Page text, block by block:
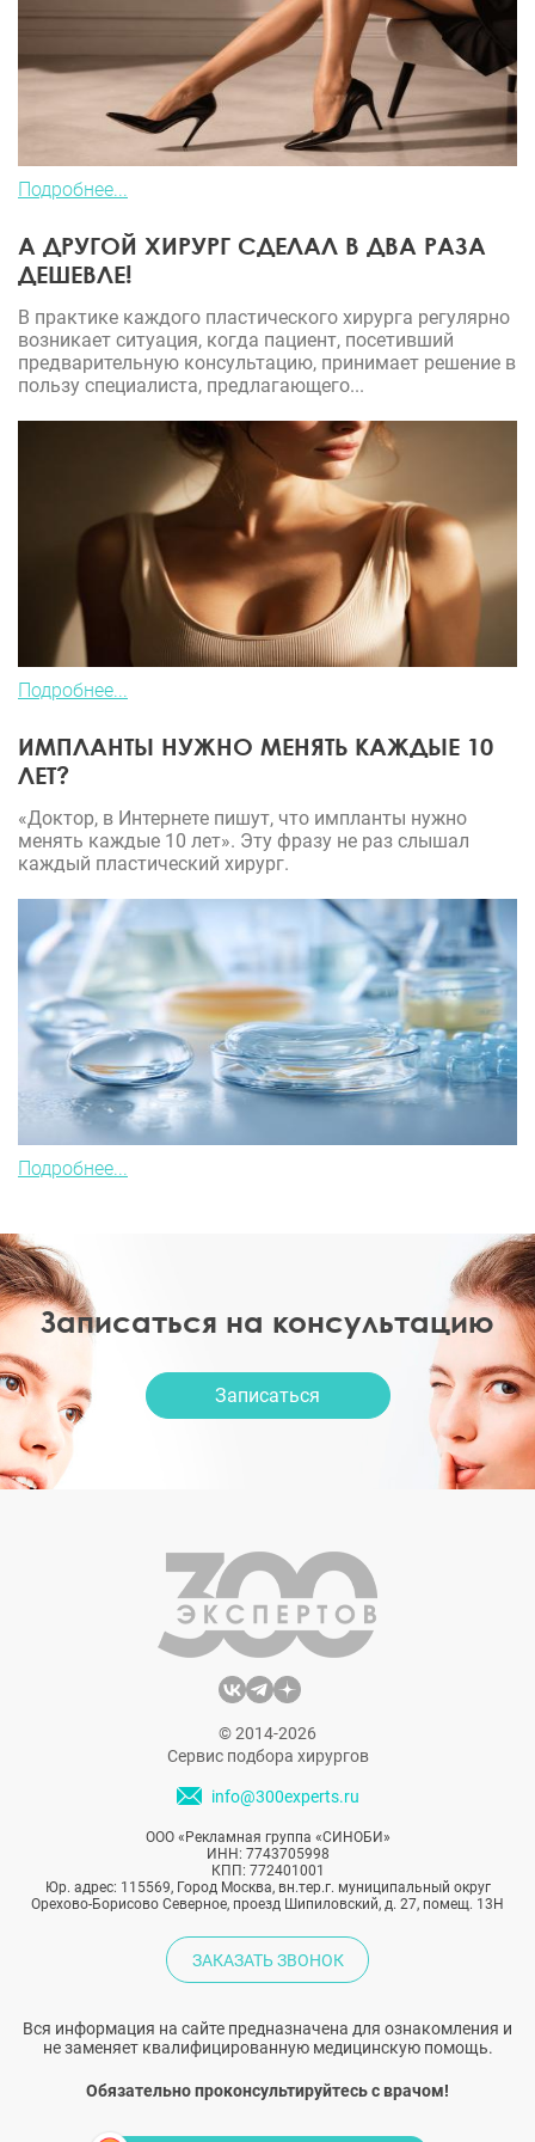
Подробнее...
А ДРУГОЙ ХИРУРГ СДЕЛАЛ В ДВА РАЗА
ДЕШЕВЛЕ!
В практике каждого пластического хирурга регулярно
возникает ситуация, когда пациент, посетивший
предварительную консультацию, принимает решение в
пользу специалиста, предлагающего...
Подробнее...
ИМПЛАНТЫ НУЖНО МЕНЯТЬ КАЖДЫЕ 10
ЛЕТ?
«Доктор, в Интернете пишут, что импланты нужно
менять каждые 10 лет». Эту фразу не раз слышал
каждый пластический хирург.
Подробнее...
Записаться на консультацию
Записаться
© 2014-2026
Сервис подбора хирургов
info@300experts.ru
ООО «Рекламная группа «СИНОБИ»
ИНН: 7743705998
КПП: 772401001
Юр. адрес: 115569, Город Москва, вн.тер.г. муниципальный округ
Орехово-Борисово Северное, проезд Шипиловский, д. 27, помещ. 13Н
ЗАКАЗАТЬ ЗВОНОК
Вся информация на сайте предназначена для ознакомления и
не заменяет квалифицированную медицинскую помощь.
Обязательно проконсультируйтесь с врачом!